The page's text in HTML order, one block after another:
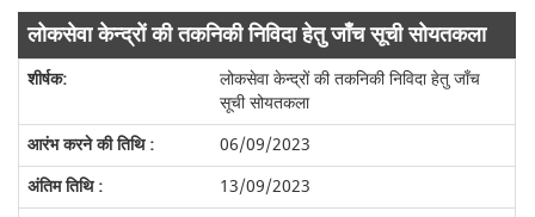
लोकसेवा केन्द्रों की तकनिकी निविदा हेतु जाँच सूची सोयतकला
लोकसेवा केन्द्रों की तकनिकी निविदा हेतु जाँच
सूची सोयतकला
06/09/2023
13/09/2023